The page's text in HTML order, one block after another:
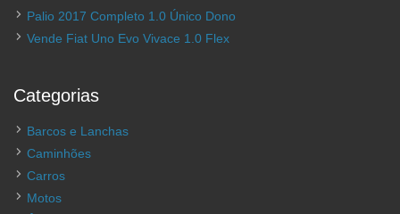
Palio 2017 Completo 1.0 Único Dono
Vende Fiat Uno Evo Vivace 1.0 Flex
Categorias
Barcos e Lanchas
Caminhões
Carros
Motos